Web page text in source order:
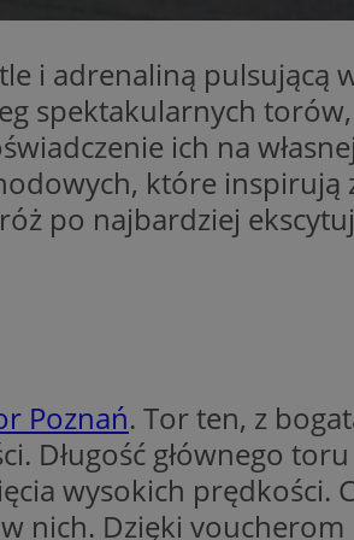
i adrenaliną pulsującą
spektakularnych
ich na
które inspirują
po najbardziej
Poznań. Tor ten, z
Długość głównego
wysokich prędkości.
nich. Dzięki voucherom
sesji.
sesji.
Cookie-
dotyczących
to konieczne,
poprawnie.
o zgodzie
dotyczących
Rejestruje
i ustawień
w kolejnych
powiązany z
Microsoft Clarity
do
o sesji
w celu śledzenia
multimedialnych